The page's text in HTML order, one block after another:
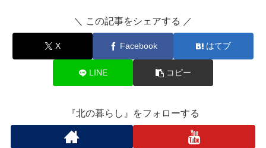
＼ この記事をシェアする ／
X Facebook はてブ
LINE コピー
『北の暮らし』をフォローする